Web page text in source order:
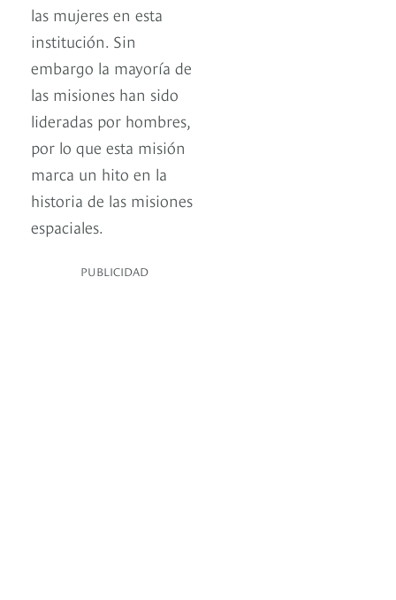
las mujeres en esta
institución. Sin
embargo la mayoría de
las misiones han sido
lideradas por hombres,
por lo que esta misión
marca un hito en la
historia de las misiones
espaciales.
PUBLICIDAD